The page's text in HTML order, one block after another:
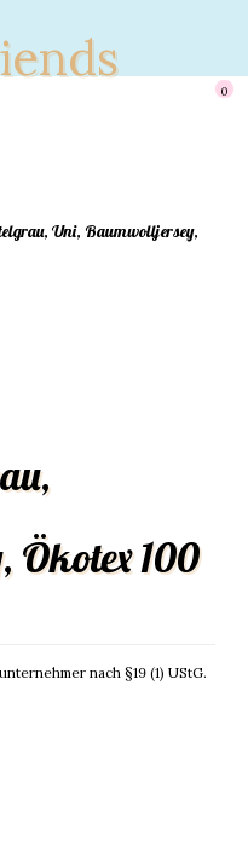
0
Uni, Baumwolljersey,
Ökotex 100
nach §19 (1) UStG.